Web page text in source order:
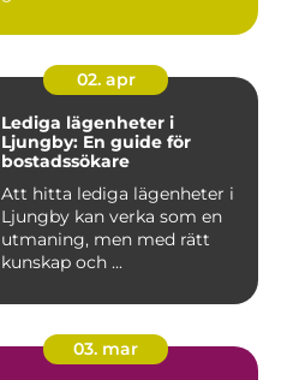
02. apr
Lediga lägenheter i
Ljungby: En guide för
bostadssökare
Att hitta lediga lägenheter i
Ljungby kan verka som en
utmaning, men med rätt
kunskap och ...
03. mar